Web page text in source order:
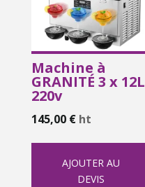
Machine à
GRANITÉ 3 x 12L
220v
145,00 € ht
AJOUTER AU
DEVIS